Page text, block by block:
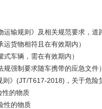
运输规则》及相关规范要求，
货物相符且在有效期内）
车辆，需在有效期内）
强制要求随车携带的应急文件）
》(JT/T617-2018)，关于危险
性的物质
性的物质